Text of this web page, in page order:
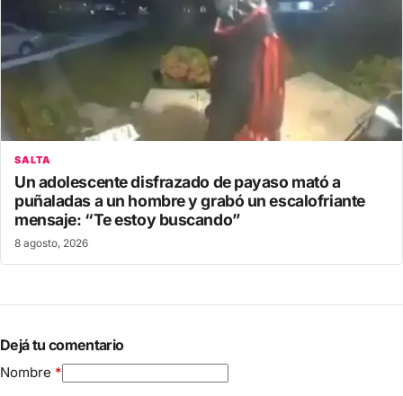
SALTA
Un adolescente disfrazado de payaso mató a
puñaladas a un hombre y grabó un escalofriante
mensaje: “Te estoy buscando”
8 agosto, 2026
Dejá tu comentario
Nombre *